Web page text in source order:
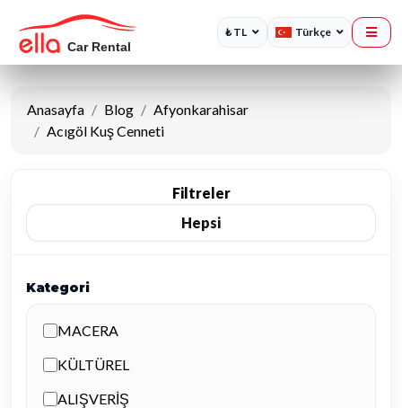
₺ TL Türkçe
Anasayfa Blog
Afyonkarahisar
Acıgöl Kuş Cenneti
Filtreler
Hepsi
Kategori
MACERA
KÜLTÜREL
ALIŞVERİŞ